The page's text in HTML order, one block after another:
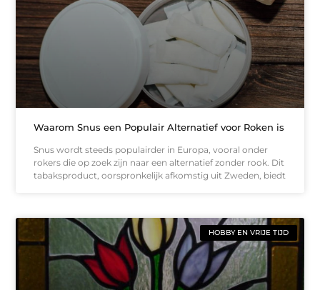
Waarom Snus een Populair Alternatief voor Roken is
Snus wordt steeds populairder in Europa, vooral onder
rokers die op zoek zijn naar een alternatief zonder rook. Dit
tabaksproduct, oorspronkelijk afkomstig uit Zweden, biedt
HOBBY EN VRIJE TIJD